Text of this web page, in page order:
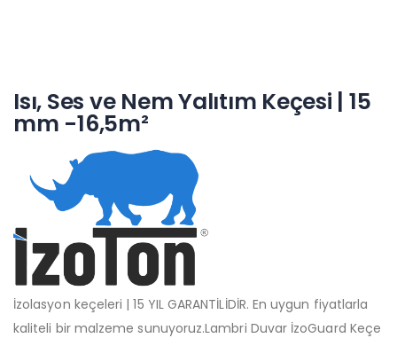
Isı, Ses ve Nem Yalıtım Keçesi | 15
mm -16,5m²
İzolasyon keçeleri | 15 YIL GARANTİLİDİR. En uygun fiyatlarla
kaliteli bir malzeme sunuyoruz.Lambri Duvar İzoGuard Keçe